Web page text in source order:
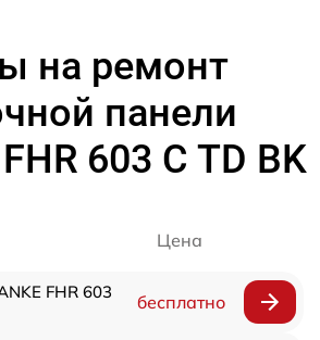
на ремонт
панели
603 C TD BK
Цена
FHR 603
бесплатно